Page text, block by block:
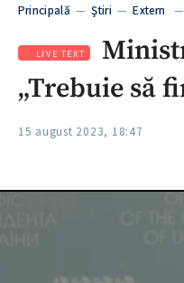
Principală —Ştiri —Extern —
LIVE TEXT
„Trebuie să
15 august 2023, 18:47